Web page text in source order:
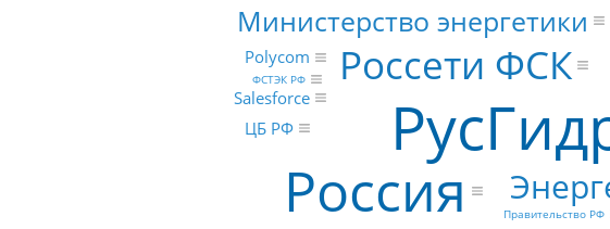
Россия
Россети ФСК
Министерство энергетики
Polycom
Salesforce
ЦБ РФ
ФСТЭК РФ
Правительство РФ